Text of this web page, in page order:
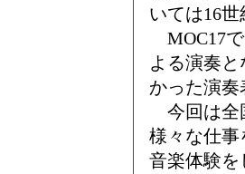
いては16
MOC17
よる演奏
かった演
今回は全
様々な仕事
音楽体験を